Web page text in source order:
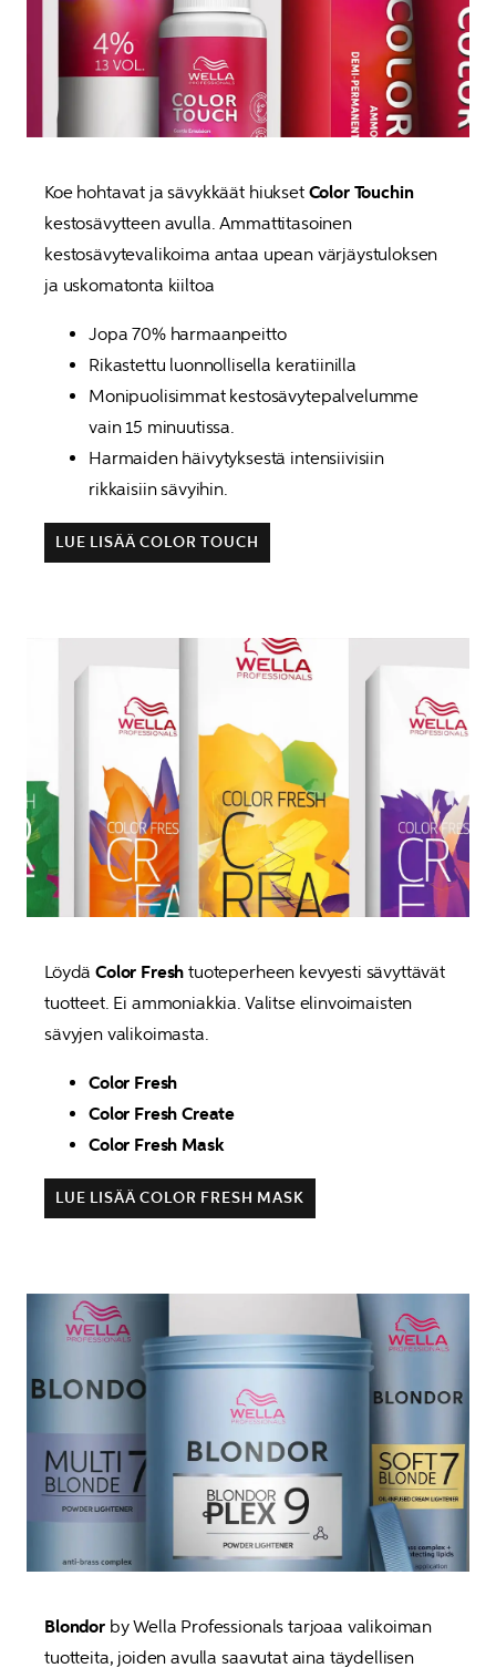
Koe hohtavat ja sävykkäät hiukset Color Touchin
kestosävytteen avulla. Ammattitasoinen
kestosävytevalikoima antaa upean värjäystuloksen
ja uskomatonta kiiltoa
Jopa 70% harmaanpeitto
Rikastettu luonnollisella keratiinilla
Monipuolisimmat kestosävytepalvelumme
vain 15 minuutissa.
Harmaiden häivytyksestä intensiivisiin
rikkaisiin sävyihin.
LUE LISÄÄ COLOR TOUCH
Löydä Color Fresh tuoteperheen kevyesti sävyttävät
tuotteet. Ei ammoniakkia. Valitse elinvoimaisten
sävyjen valikoimasta.
Color Fresh
Color Fresh Create
Color Fresh Mask
LUE LISÄÄ COLOR FRESH MASK
Blondor by Wella Professionals tarjoaa valikoiman
tuotteita, joiden avulla saavutat aina täydellisen